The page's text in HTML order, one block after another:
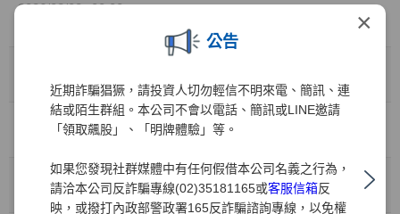
×
公告
近期詐騙猖獗，請投資人切勿輕信不明來電、簡訊、連
結或陌生群組。本公司不會以電話、簡訊或LINE邀請
「領取飆股」、「明牌體驗」等。
如果您發現社群媒體中有任何假借本公司名義之行為，
請洽本公司反詐騙專線(02)35181165或客服信箱反
映，或撥打內政部警政署165反詐騙諮詢專線，以免權
2026/02/02 00:00
股票贈與過戶作業說明
2025/01/16 10:26
2024/12/09 14:30
股務代理部交通指南